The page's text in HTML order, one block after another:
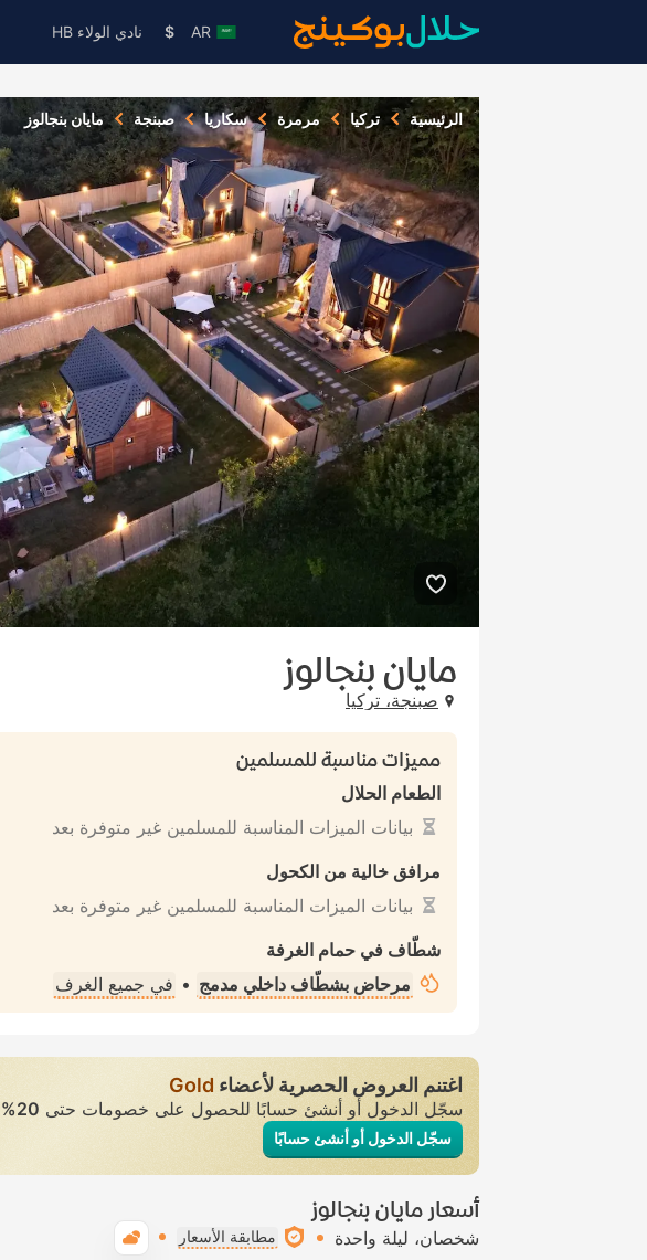
AR
$ نادي الولاء HB
الرئيسية تركيا مرمرة سكاريا صبنجة مايان بنجالوز
مايان بنجالوز
صبنجة، تركيا
مميزات مناسبة للمسلمين
الطعام الحلال
بيانات الميزات المناسبة للمسلمين غير متوفرة بعد
مرافق خالية من الكحول
بيانات الميزات المناسبة للمسلمين غير متوفرة بعد
شطّاف في حمام الغرفة
مرحاض بشطّاف داخلي مدمج • في جميع الغرف
اغتنم العروض الحصرية لأعضاء Gold
سجّل الدخول أو أنشئ حسابًا للحصول على خصومات حتى 20%
سجّل الدخول أو أنشئ حسابًا
أسعار مايان بنجالوز
شخصان ليلة واحدة مطابقة الأسعار